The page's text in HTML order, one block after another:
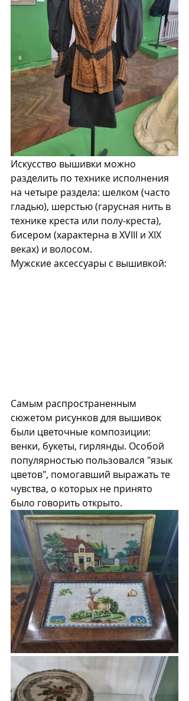
Искусство вышивки можно
разделить по технике исполнения
на четыре раздела: шелком (часто
гладью), шерстью (гарусная нить в
технике креста или полу-креста),
бисером (характерна в XVIII и XIX
веках) и волосом.
Мужские аксессуары с вышивкой:
Самым распространенным
сюжетом рисунков для вышивок
были цветочные композиции:
венки, букеты, гирлянды. Особой
популярностью пользовался "язык
цветов", помогавший выражать те
чувства, о которых не принято
было говорить открыто.